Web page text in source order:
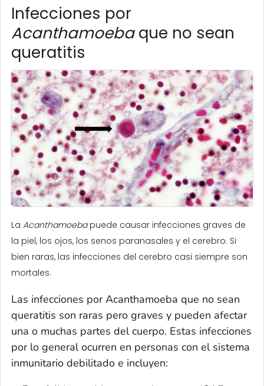
Infecciones por
Acanthamoebaque no sean
queratitis
La Acanthamoebapuede causar infecciones graves de
la piel, los ojos, los senos paranasales y el cerebro. Si
bien raras, las infecciones del cerebro casi siempre son
mortales.
Las infecciones porAcanthamoeba que no sean
queratitis son raras pero graves y pueden afectar
una o muchas partes del cuerpo. Estas infecciones
por lo general ocurren en personas con el sistema
inmunitario debilitado e incluyen: